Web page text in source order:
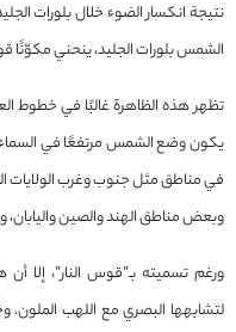
نتيجة انكسار الضوء خلال بلورات
الشمس بلورات الجليد، ينحني مكوّنًا
يكون وضع الشمس مرتفعًا في
في مناطق مثل جنوب وغرب الولايات
وبعض مناطق الهند والصين
ورغم تسميته بـ”قوس النار”، إلا
لتشابهها البصري مع اللهب الملون.